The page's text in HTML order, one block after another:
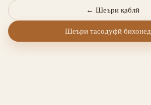
← Шеъри қаблӣ
Шеъри тасодуфӣ бихонед